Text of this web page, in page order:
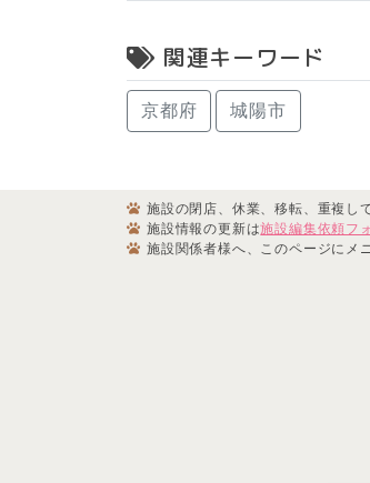
関連キーワード
京都府 城陽市
施設の閉店、休業、移転、重複し
施設情報の更新は施設編集依頼フ
施設関係者様へ、このページにメ